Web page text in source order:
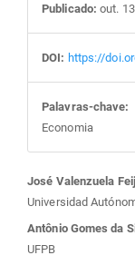
Publicado: out.
DOI: https://
Palavras-chave:
Economia
do
José Valenzuela
Universidad
Antônio Gomes da
UFPB